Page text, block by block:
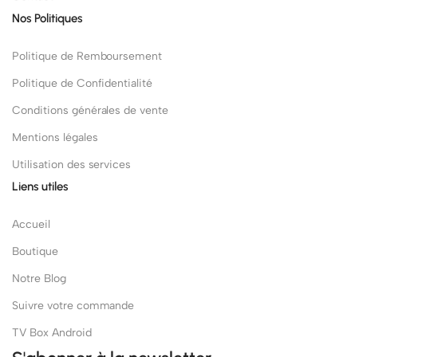
Nos Politiques
Politique de Remboursement
Politique de Confidentialité
Conditions générales de vente
Mentions légales
Utilisation des services
Liens utiles
Accueil
Boutique
Notre Blog
Suivre votre commande
TV Box Android